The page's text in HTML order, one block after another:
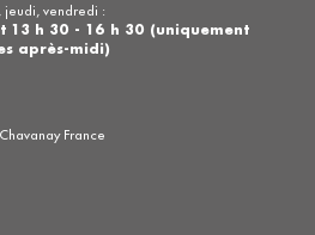
France
jeudi, vendredi :
13 h 30 - 16 h 30 (uniquement
après-midi)